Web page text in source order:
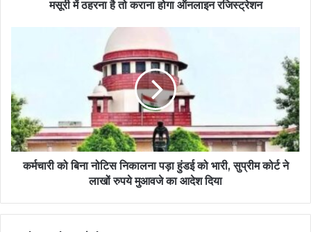
मसूरी में ठहरना है तो कराना होगा ऑनलाइन रजिस्ट्रेशन
कर्मचारी को बिना नोटिस निकालना पड़ा हुंडई को भारी, सुप्रीम कोर्ट ने
लाखों रुपये मुआवजे का आदेश दिया